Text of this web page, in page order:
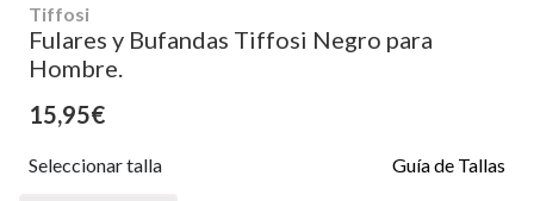
Tiffosi
Fulares y Bufandas Tiffosi Negro para
Hombre.
15,95€
Seleccionar talla Guía de Tallas